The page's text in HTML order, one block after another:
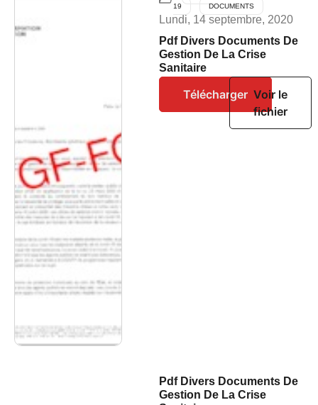
19
DOCUMENTS
Lundi, 14 septembre, 2020
Pdf Divers Documents De
Gestion De La Crise
Sanitaire
Télécharger Voir le
fichier
Pdf Divers Documents De
Gestion De La Crise